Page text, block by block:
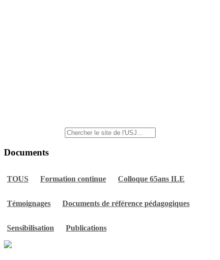
Documents
TOUS Formation continue Colloque 65ans ILE
Témoignages Documents de référence pédagogiques
Sensibilisation Publications